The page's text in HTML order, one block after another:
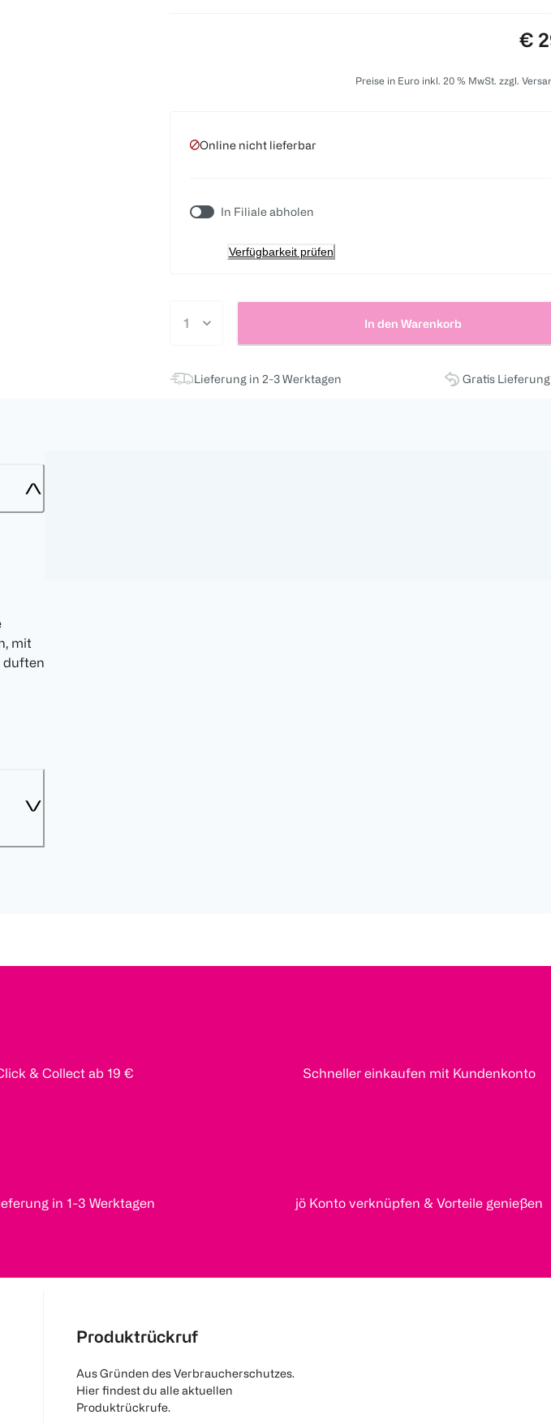
€
Preise in Euro inkl. 20 % MwSt. zzgl.
Online nicht lieferbar
In Filiale abholen
Verfügbarkeit prüfen
In den Warenkorb
Lieferung in 2-3 Werktagen Gratis
mit
duften
& Collect ab 19 € Schneller einkaufen mit Kundenkonto
in 1-3 Werktagen jö Konto verknüpfen & Vorteile genießen
Produktrückruf
Aus Gründen des Verbraucherschutzes.
Hier findest du alle aktuellen
Produktrückrufe.